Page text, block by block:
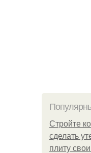
Стройте
сделать
плиту